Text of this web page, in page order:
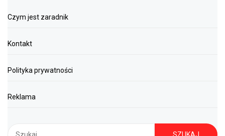
Czym jest zaradnik
Kontakt
Polityka prywatności
Reklama